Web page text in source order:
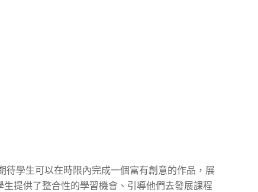
學生可以在時限內完成一個富有創意的作品，展
提供了整合性的學習機會、引導他們去發展課程